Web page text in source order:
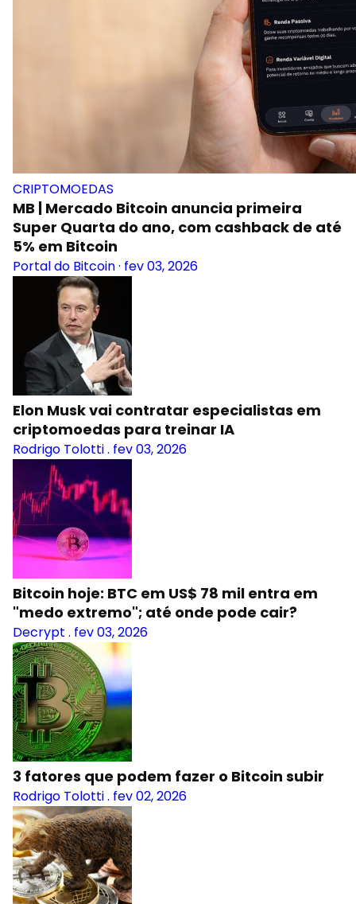
CRIPTOMOEDAS
MB | Mercado Bitcoin anuncia primeira
Super Quarta do ano, com cashback de até
5% em Bitcoin
Portal do Bitcoin· fev 03, 2026
Elon Musk vai contratar especialistas em
criptomoedas para treinar IA
Rodrigo Tolotti. fev 03, 2026
Bitcoin hoje: BTC em US$ 78 mil entra em
"medo extremo"; até onde pode cair?
Decrypt . fev 03, 2026
3 fatores que podem fazer o Bitcoin subir
Rodrigo Tolotti. fev 02, 2026